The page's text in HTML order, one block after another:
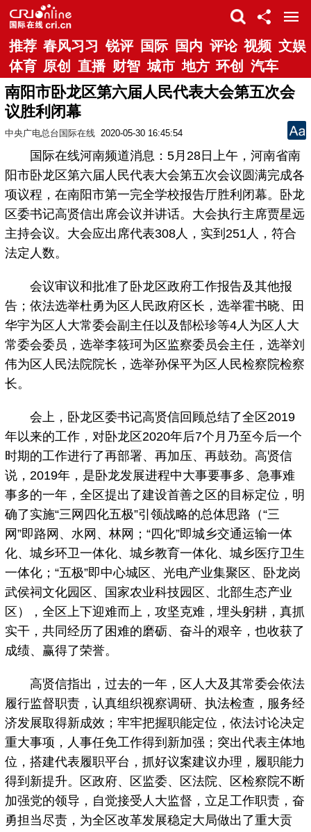
推荐 春风习习 锐评 国际 国内 评论 视频 文娱
体育 原创 直播 财智 城市 地方 环创 汽车
南阳市卧龙区第六届人民代表大会第五次会
议胜利闭幕
中央广电总台国际在线 2020-05-30 16:45:54
国际在线河南频道消息：5月28日上午，河南省南
阳市卧龙区第六届人民代表大会第五次会议圆满完成各
项议程，在南阳市第一完全学校报告厅胜利闭幕。卧龙
区委书记高贤信出席会议并讲话。大会执行主席贾星远
主持会议。大会应出席代表308人，实到251人，符合
法定人数。
会议审议和批准了卧龙区政府工作报告及其他报
告；依法选举杜勇为区人民政府区长，选举霍书晓、田
华宇为区人大常委会副主任以及郜松珍等4人为区人大
常委会委员，选举李筱珂为区监察委员会主任，选举刘
伟为区人民法院院长，选举孙保平为区人民检察院检察
长。
会上，卧龙区委书记高贤信回顾总结了全区2019
年以来的工作，对卧龙区2020年后7个月乃至今后一个
时期的工作进行了再部署、再加压、再鼓劲。高贤信
说，2019年，是卧龙发展进程中大事要事多、急事难
事多的一年，全区提出了建设首善之区的目标定位，明
确了实施“三网四化五极”引领战略的总体思路（“三
网”即路网、水网、林网；“四化”即城乡交通运输一体
化、城乡环卫一体化、城乡教育一体化、城乡医疗卫生
一体化；“五极”即中心城区、光电产业集聚区、卧龙岗
武侯祠文化园区、国家农业科技园区、北部生态产业
区），全区上下迎难而上，攻坚克难，埋头躬耕，真抓
实干，共同经历了困难的磨砺、奋斗的艰辛，也收获了
成绩、赢得了荣誉。
高贤信指出，过去的一年，区人大及其常委会依法
履行监督职责，认真组织视察调研、执法检查，服务经
济发展取得新成效；牢牢把握职能定位，依法讨论决定
重大事项，人事任免工作得到新加强；突出代表主体地
位，搭建代表履职平台，抓好议案建议办理，履职能力
得到新提升。区政府、区监委、区法院、区检察院不断
加强党的领导，自觉接受人大监督，立足工作职责，奋
勇担当尽责，为全区改革发展稳定大局做出了重大贡